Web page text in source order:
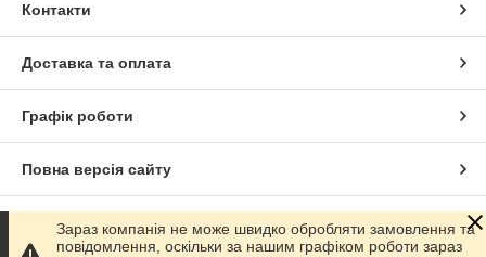
Контакти
Доставка та оплата
Графік роботи
Повна версія сайту
Сайт створено на маркетплейсіProm.ua
Зараз компанія не може швидко обробляти замовлення та
повідомлення, оскільки за нашим графіком роботи зараз